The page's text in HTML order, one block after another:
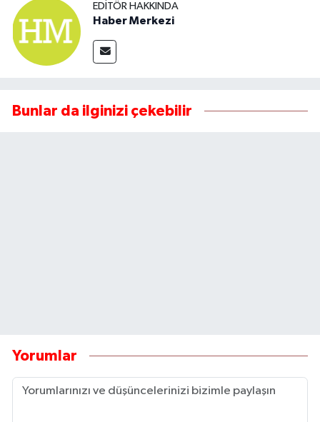
EDITÖR HAKKINDA
Haber Merkezi
Bunlar da ilginizi çekebilir
Yorumlar